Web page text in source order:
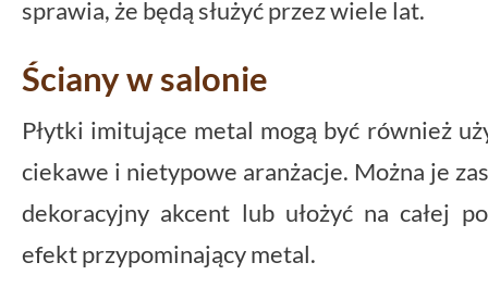
sprawia, że będą służyć przez wiele lat.
Ściany w salonie
Płytki imitujące metal mogą być również
ciekawe i nietypowe aranżacje. Można je
dekoracyjny akcent lub ułożyć na całej
efekt przypominający metal.